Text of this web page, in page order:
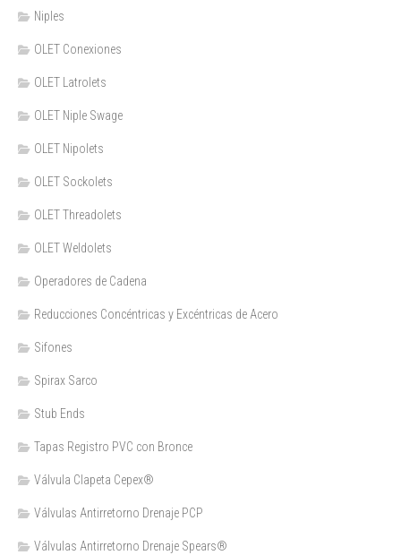
Niples
OLET Conexiones
OLET Latrolets
OLET Niple Swage
OLET Nipolets
OLET Sockolets
OLET Threadolets
OLET Weldolets
Operadores de Cadena
Reducciones Concéntricas y Excéntricas de Acero
Sifones
Spirax Sarco
Stub Ends
Tapas Registro PVC con Bronce
Válvula Clapeta Cepex®
Válvulas Antirretorno Drenaje PCP
Válvulas Antirretorno Drenaje Spears®